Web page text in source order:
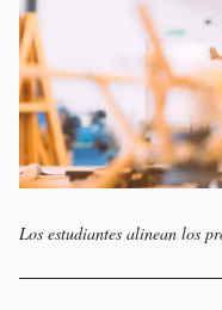
Los estudiantes alinean los